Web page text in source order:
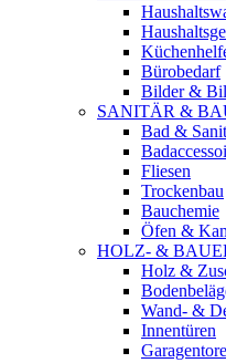
Bürobedarf
Bilder &
SANITÄR &
Bad &
Fliesen
Trockenbau
Bauchemie
Öfen &
HOLZ- &
Holz &
Wand- &
Innentüren